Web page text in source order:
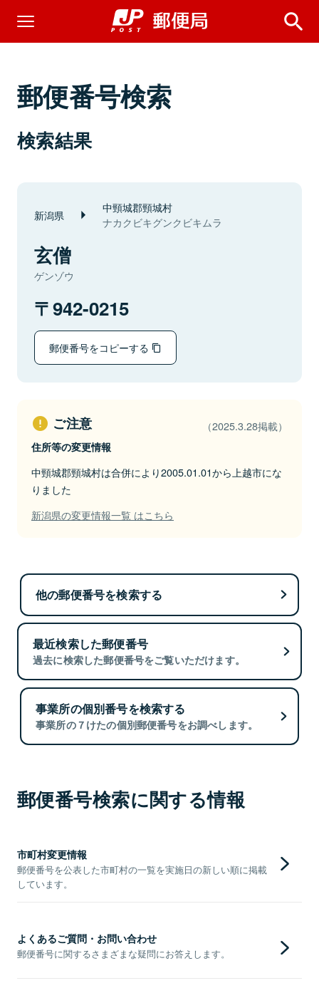
郵便番号検索
検索結果
新潟県 中頸城郡頸城村
ナカクビキグンクビキムラ
玄僧
ゲンゾウ
942-0215
郵便番号をコピーする
ご注意 （2025.3.28掲載）
住所等の変更情報
中頸城郡頸城村は合併により2005.01.01から上越市にな
りました
新潟県の変更情報一覧 はこちら
他の郵便番号を検索する
最近検索した郵便番号
過去に検索した郵便番号をご覧いただけます。
事業所の個別番号を検索する
事業所の７けたの個別郵便番号をお調べします。
郵便番号検索に関する情報
市町村変更情報
郵便番号を公表した市町村の一覧を実施日の新しい順に掲載
しています。
よくあるご質問・お問い合わせ
郵便番号に関するさまざまな疑問にお答えします。